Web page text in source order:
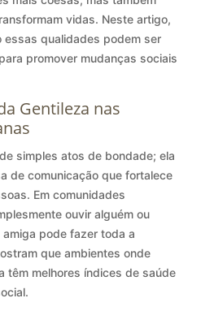
vidas. Neste artigo,
essas qualidades podem ser
promover mudanças sociais
Gentileza nas
simples atos de bondade; ela
de comunicação que fortalece
Em comunidades
ouvir alguém ou
pode fazer toda a
que ambientes onde
têm melhores índices de saúde